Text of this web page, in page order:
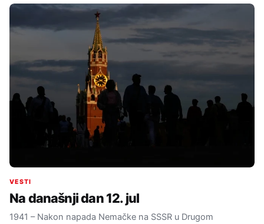
VESTI
Na današnji dan 12. jul
1941 – Nakon napada Nemačke na SSSR u Drugom